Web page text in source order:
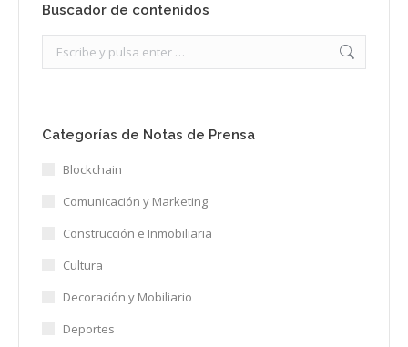
Buscador de contenidos
Categorías de Notas de Prensa
Blockchain
Comunicación y Marketing
Construcción e Inmobiliaria
Cultura
Decoración y Mobiliario
Deportes